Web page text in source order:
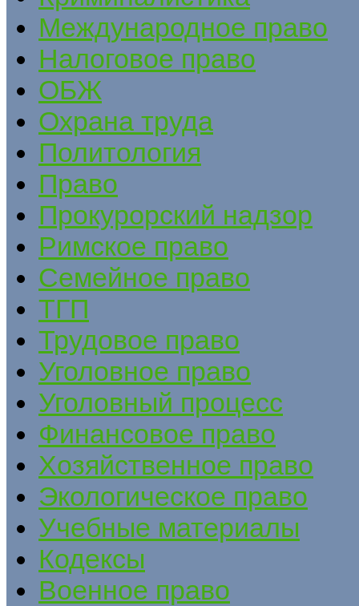
Международное право
Налоговое право
ОБЖ
Охрана труда
Политология
Право
Прокурорский надзор
Римское право
Семейное право
ТГП
Трудовое право
Уголовное право
Уголовный процесс
Финансовое право
Хозяйственное право
Экологическое право
Учебные материалы
Кодексы
Военное право